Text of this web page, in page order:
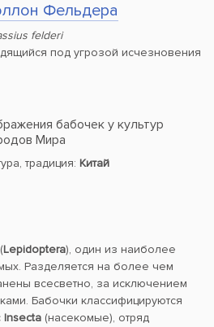
Фельдера
felderi
под угрозой исчезновения
бабочек у культур
Мира
традиция: Китай
Lepidoptera), один из наиболее
Разделяется на более чем
всесветно, за исключением
Бабочки классифицируются
Insecta (насекомые), отряд